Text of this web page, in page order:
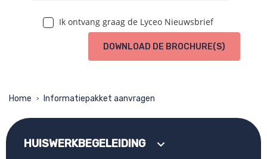
Ik ontvang graag de Lyceo Nieuwsbrief
DOWNLOAD DE BROCHURE(S)
Home > Informatiepakket aanvragen
HUISWERKBEGELEIDING